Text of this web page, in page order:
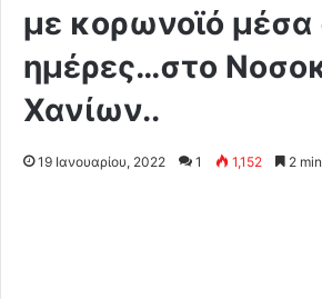
με κορωνοϊό μέσα
ημέρες…στο
Χανίων..
19 Ιανουαρίου, 2022 1 1,152 2